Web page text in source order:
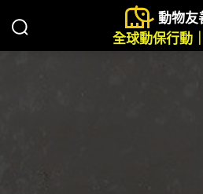
動物友
全球動保行動